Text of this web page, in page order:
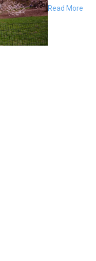
Read More